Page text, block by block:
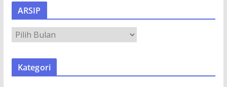
ARSIP
S
Kategori